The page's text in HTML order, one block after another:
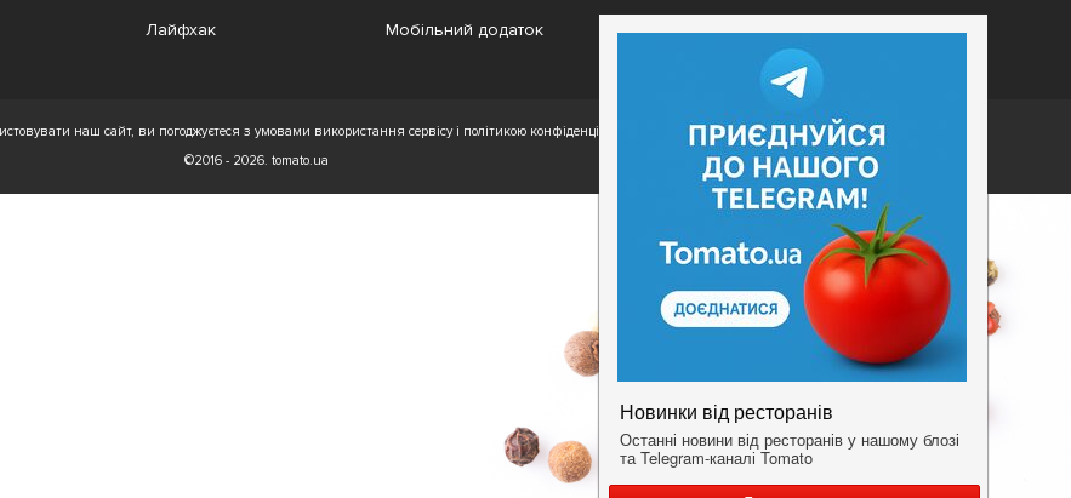
Лайфхак Мобільний додаток
наш сайт, ви погоджуєтеся з умовами використання сервісу і політикою конфіденційності.
©2016 - 2026. tomato.ua